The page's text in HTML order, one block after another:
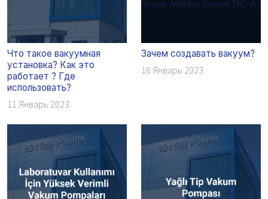
Что такое вакуумная
установка? Как это
работает ? Где
использовать?
11 Январь 2023
Зачем создавать вакуум?
16 Январь 2023